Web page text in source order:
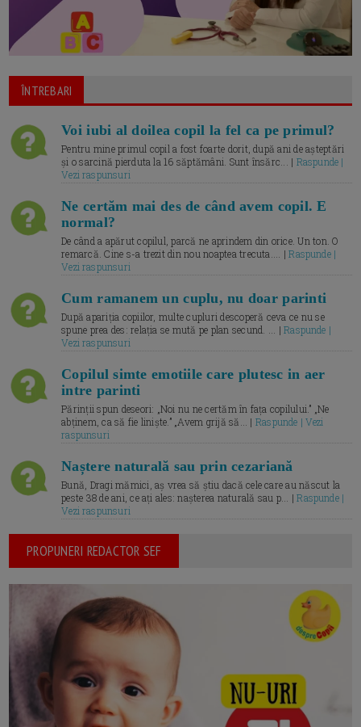
ÎNTREBARI
Voi iubi al doilea copil la fel ca pe primul?
Pentru mine primul copil a fost foarte dorit, după ani de așteptări
și o sarcină pierduta la 16 săptămâni. Sunt însărc... | Raspunde |
Vezi raspunsuri
Ne certăm mai des de când avem copil. E
normal?
De când a apărut copilul, parcă ne aprindem din orice. Un ton. O
remarcă. Cine s-a trezit din nou noaptea trecuta.... |Raspunde |
Vezi raspunsuri
Cum ramanem un cuplu, nu doar parinti
După apariția copiilor, multe cupluri descoperă ceva ce nu se
spune prea des: relația se mută pe plan secund. ... |Raspunde |
Vezi raspunsuri
Copilul simte emotiile care plutesc in aer
intre parinti
Părinții spun deseori: „Noi nu ne certăm în fața copilului.” „Ne
abținem, ca să fie liniște.” „Avem grijă să... | Raspunde | Vezi
raspunsuri
Naștere naturală sau prin cezariană
Bună, Dragi mămici, aș vrea să știu dacă cele care au născut la
peste 38 de ani, ce ați ales: nașterea naturală sau p... |Raspunde |
Vezi raspunsuri
PROPUNERI REDACTOR SEF